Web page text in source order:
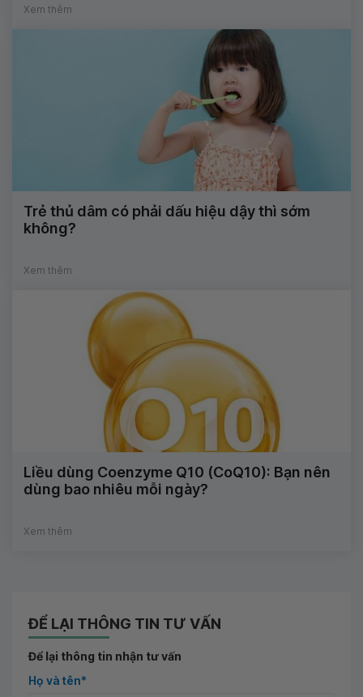
Xem thêm
Trẻ thủ dâm có phải dấu hiệu dậy thì sớm
không?
Xem thêm
Liều dùng Coenzyme Q10 (CoQ10): Bạn nên
dùng bao nhiêu mỗi ngày?
Xem thêm
ĐỂ LẠI THÔNG TIN TƯ VẤN
Để lại thông tin nhận tư vấn
Họ và tên*